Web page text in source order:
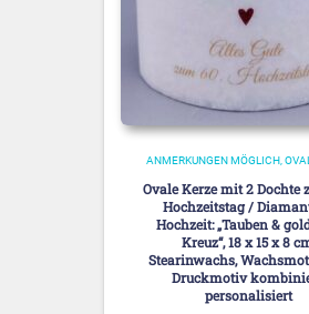
ANMERKUNGEN MÖGLICH
Ovale Kerze mit 2 Dochte
Hochzeitstag /
Hochzeit: „Tauben &
Kreuz“, 18 x 15 x 8
Stearinwachs,
Druckmotiv
personalisiert